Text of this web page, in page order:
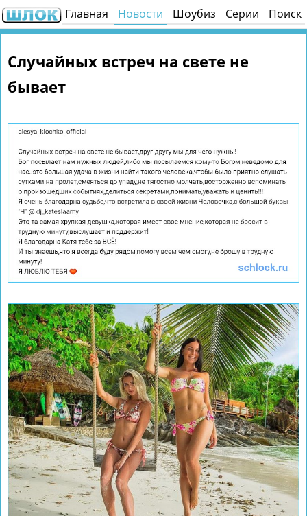
Главная Новости Шоубиз Серии Поиск
Случайных встреч на свете не
бывает